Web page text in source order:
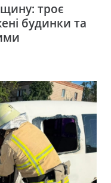
троє
будинки та